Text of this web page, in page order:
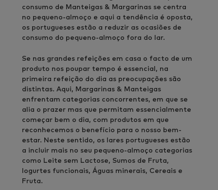
consumo de Manteigas & Margarinas se centra
no pequeno-almoço e aqui a tendência é oposta,
os portugueses estão a reduzir as ocasiões de
consumo do pequeno-almoço fora do lar.
Se nas grandes refeições em casa o facto de um
produto nos poupar tempo é essencial, na
primeira refeição do dia as preocupações são
distintas. Aqui, Margarinas & Manteigas
enfrentam categorias concorrentes, em que se
alia o prazer mas que permitam essencialmente
começar bem o dia, com produtos em que
reconhecemos o benefício para o nosso bem-
estar. Neste sentido, os lares portugueses estão
a incluir mais no seu pequeno-almoço categorias
como Leite sem Lactose, Sumos de Fruta,
Iogurtes funcionais, Águas minerais, Cereais e
Fruta.